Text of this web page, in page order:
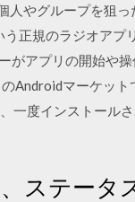
人やグループを狙っ
う正規のラジオアプ
がアプリの開始や操
Androidマーケット
一度インストール
ステータ